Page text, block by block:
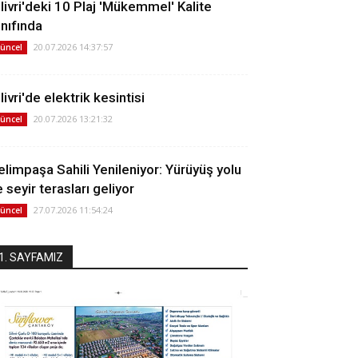
10 Plaj 'Mükemmel' Kalite
20.07.2026 14:37:57
elektrik kesintisi
20.07.2026 13:21:32
Sahili Yenileniyor: Yürüyüş yolu
seyir terasları geliyor
27.07.2026 11:54:24
1. SAYFAMIZ